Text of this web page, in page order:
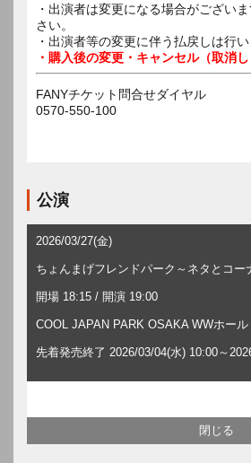
・出演者は変更になる場合がござい
さい。
・出演者等の変更に伴う払戻しは行い
・購入後の変更・キャンセル（取消し
FANYチケット問合せダイヤル
0570-550-100
公演
2026/03/27(金)
ちょんまげフレンドパーク～ネタとコー
開場 18:15 / 開演 19:00
COOL JAPAN PARK OSAKA WWホー
先着発売終了 2026/03/04(水) 10:00～